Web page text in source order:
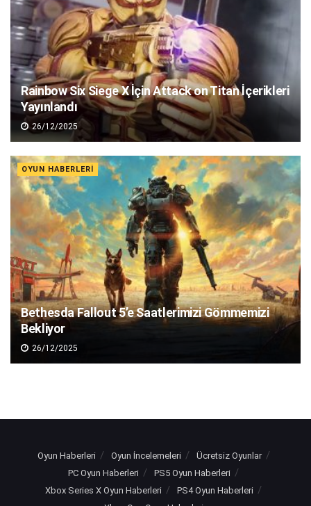
Rainbow Six Siege X İçin Attack on Titan İçerikleri
Yayınlandı
26/12/2025
OYUN HABERLERI
Bethesda Fallout 5’e Saatlerimizi Gömmemizi
Bekliyor
26/12/2025
Oyun Haberleri Oyun İncelemeleri
Ücretsiz Oyunlar
PC Oyun Haberleri
PS5 Oyun Haberleri
Xbox Series X Oyun Haberleri
PS4 Oyun Haberleri